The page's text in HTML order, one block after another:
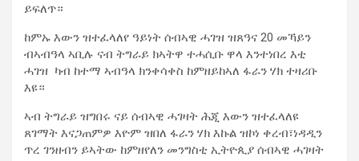
ይፍለጥ።
ከምኡ እውን ዝተፈላለየ ዓይነት ሰብኣዊ ሓገዝ ዝጸዓና 20 መኻይን
ብኣብዓላ ኣቢሉ ናብ ትግራይ ክኣትዋ ተሓሲቡ ዋላ እንተነበረ እቲ
ሓገዝ ካብ ከተማ ኣብዓላ ክንቀሳቀስ ከምዘይከኣለ ፋራን ሃክ ተዛሪቡ
እዩ።
ኣብ ትግራይ ዝግበሩ ናይ ሰብኣዊ ሓገዛት ሕጂ እውን ዝተፈላለዩ
ጸገማት እናጋጠምዎ እዮም ዝበለ ፋራን ሃክ እኩል ዝኮነ ቀረብ፣ነዳዲን
ጥረ ገንዘብን ይኣትው ከምዘየለን መንግስቲ ኢትዮጲያ ሰብኣዊ ሓገዛት